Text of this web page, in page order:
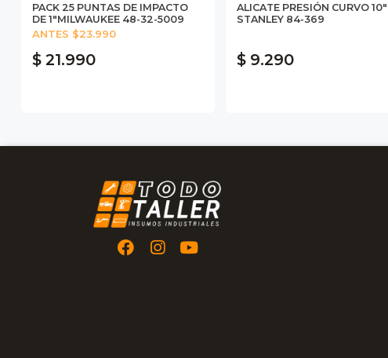
PACK 25 PUNTAS DE IMPACTO
DE 1"MILWAUKEE 48-32-5009
ANTES $23.990
$ 21.990
ALICATE PRESIÓN CURVO 10"
STANLEY 84-369
$ 9.290